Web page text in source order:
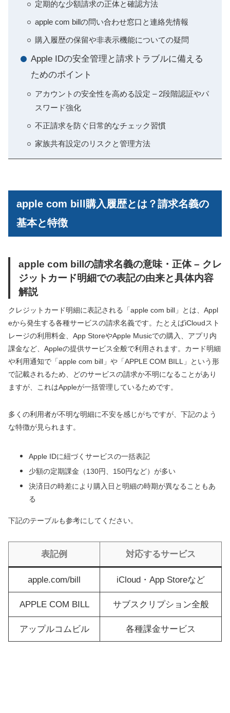
定期的な少額請求の正体と確認方法
apple com billの問い合わせ窓口と連絡先情報
購入履歴の保留や非表示機能についての疑問
Apple IDの安全管理と請求トラブルに備える
ためのポイント
アカウントの安全性を高める設定 – 2段階認証やパ
スワード強化
不正請求を防ぐ日常的なチェック習慣
家族共有設定のリスクと管理方法
apple com bill購入履歴とは？請求名義の
基本と特徴
apple com billの請求名義の意味・正体 – クレ
ジットカード明細での表記の由来と具体内容
解説
クレジットカード明細に表記される「apple com bill」とは、Appl
eから発生する各種サービスの請求名義です。たとえばiCloudスト
レージの利用料金、App StoreやApple Musicでの購入、アプリ内
課金など、Appleの提供サービス全般で利用されます。カード明細
や利用通知で「apple com bill」や「APPLE COM BILL」という形
で記載されるため、どのサービスの請求か不明になることがあり
ますが、これはAppleが一括管理しているためです。
多くの利用者が不明な明細に不安を感じがちですが、下記のよう
な特徴が見られます。
Apple IDに紐づくサービスの一括表記
少額の定期課金（130円、150円など）が多い
決済日の時差により購入日と明細の時期が異なることもあ
る
下記のテーブルも参考にしてください。
表記例 対応するサービス
apple.com/bill iCloud・App Storeなど
APPLE COM BILL サブスクリプション全般
アップルコムビル 各種課金サービス